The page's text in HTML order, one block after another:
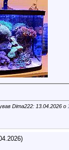
Dima222: 13.04.2026 о